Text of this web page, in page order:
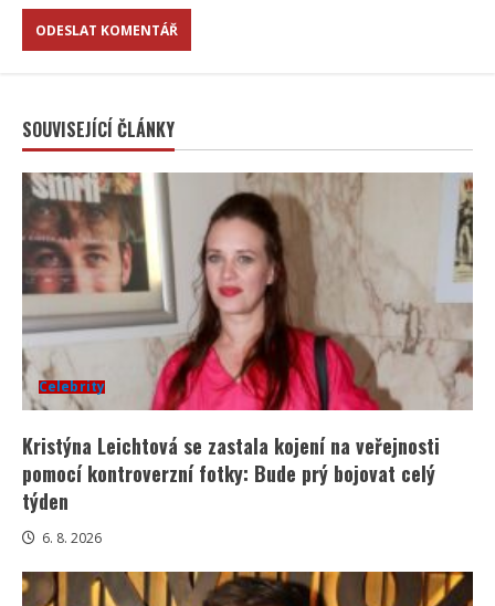
SOUVISEJÍCÍ ČLÁNKY
Celebrity
Kristýna Leichtová se zastala kojení na veřejnosti
pomocí kontroverzní fotky: Bude prý bojovat celý
týden
6. 8. 2026